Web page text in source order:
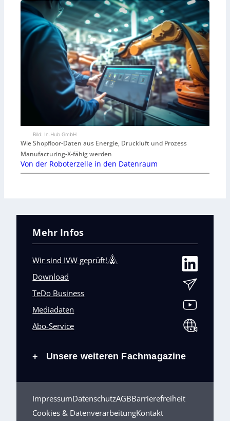
Bild: In.Hub GmbH
Wie Shopfloor-Daten aus Energie, Druckluft und Prozess
Manufacturing-X-fähig werden
Von der Roboterzelle in den Datenraum
Mehr Infos
Wir sind IVW geprüft!
Download
TeDo Business
Mediadaten
Abo-Service
+ Unsere weiteren Fachmagazine
ImpressumDatenschutzAGBBarrierefreiheit
Cookies & DatenverarbeitungKontakt